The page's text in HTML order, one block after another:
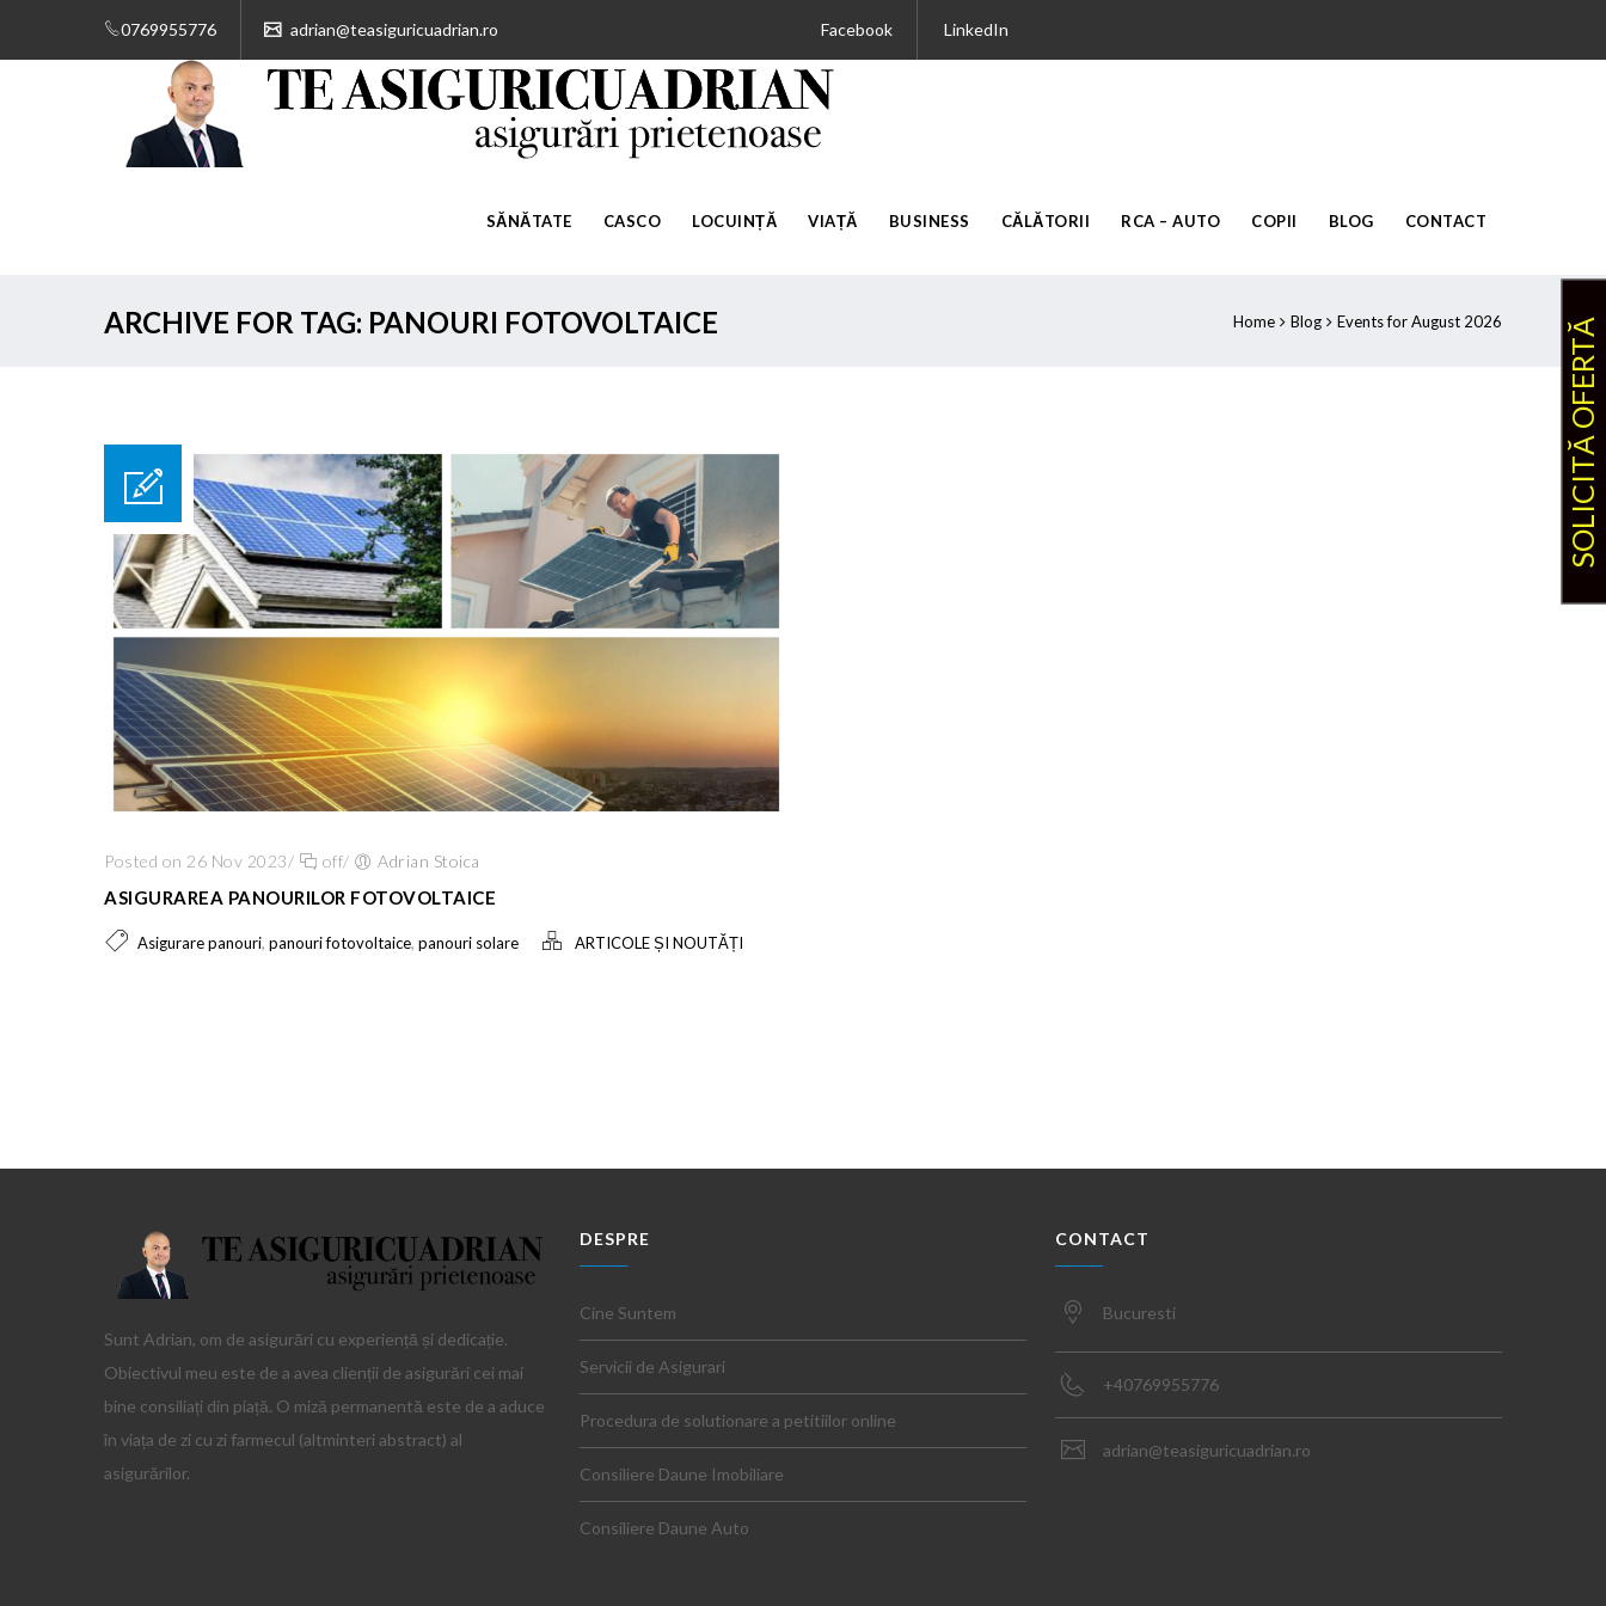
0769955776 adrian@teasiguricuadrian.ro Facebook LinkedIn
SĂNĂTATE CASCO LOCUINȚĂ VIAȚĂ BUSINESS CĂLĂTORII RCA – AUTO COPII BLOG CONTACT
ARCHIVE FOR TAG: PANOURI FOTOVOLTAICE Home Blog Events for August 2026
Posted on 26 Nov 2023/ off/ Adrian Stoica
ASIGURAREA PANOURILOR FOTOVOLTAICE
Asigurare panouri, panouri fotovoltaice, panouri solare ARTICOLE ȘI NOUTĂȚI
Sunt Adrian, om de asigurări cu experiență și dedicație.
Obiectivul meu este de a avea clienții de asigurări cei mai
bine consiliați din piață. O miză permanentă este de a aduce
în viața de zi cu zi farmecul (altminteri abstract) al
asigurărilor.
DESPRE
Cine Suntem
Servicii de Asigurari
Procedura de solutionare a petitiilor online
Consiliere Daune Imobiliare
Consiliere Daune Auto
CONTACT
Bucuresti
+40769955776
adrian@teasiguricuadrian.ro
SOLICITĂ OFERTĂ